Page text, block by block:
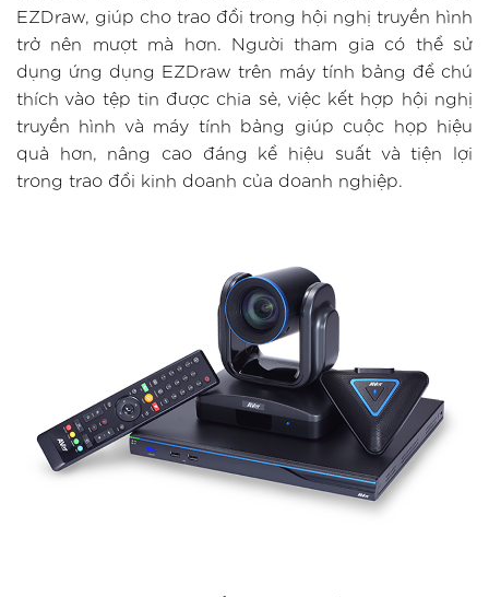
EZDraw, giúp cho trao đổi trong hội nghị truyền hình
trở nên mượt mà hơn. Người tham gia có thể sử
dụng ứng dụng EZDraw trên máy tính bảng để chú
thích vào tệp tin được chia sẻ, việc kết hợp hội nghị
truyền hình và máy tính bảng giúp cuộc họp hiệu
quả hơn, nâng cao đáng kể hiệu suất và tiện lợi
trong trao đổi kinh doanh của doanh nghiệp.